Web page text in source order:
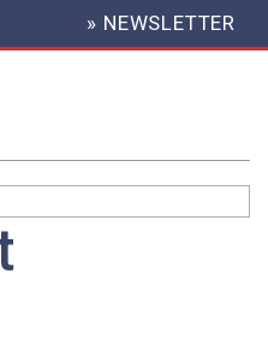
HEADER
MENU
» NEWSLETTER